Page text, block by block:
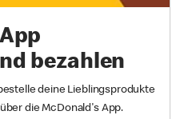
bezahlen
deine Lieblingsprodukte
die McDonald's App.